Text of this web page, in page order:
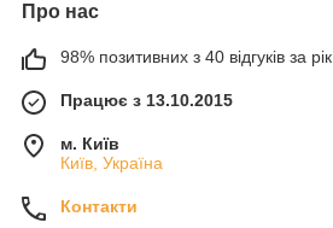
Про нас
98% позитивних з 40 відгуків за рік
Працює з 13.10.2015
м. Київ
Київ, Україна
Контакти